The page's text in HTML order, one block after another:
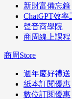
新財富備忘錄
ChatGPT效率
聲音商學院
商周線上課程
商周Store
週年慶好禮送
紙本訂閱優惠
數位訂閱優惠